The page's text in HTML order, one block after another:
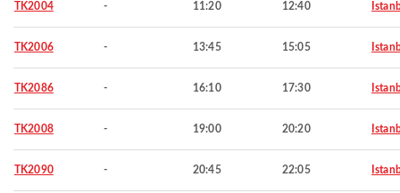
TK2004 - 11:20 12:40
TK2006 - 13:45 15:05
TK2086 - 16:10 17:30
TK2008 - 19:00 20:20
TK2090 - 20:45 22:05